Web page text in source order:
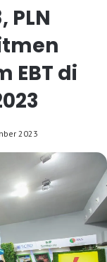
PLN
EBT di
2023